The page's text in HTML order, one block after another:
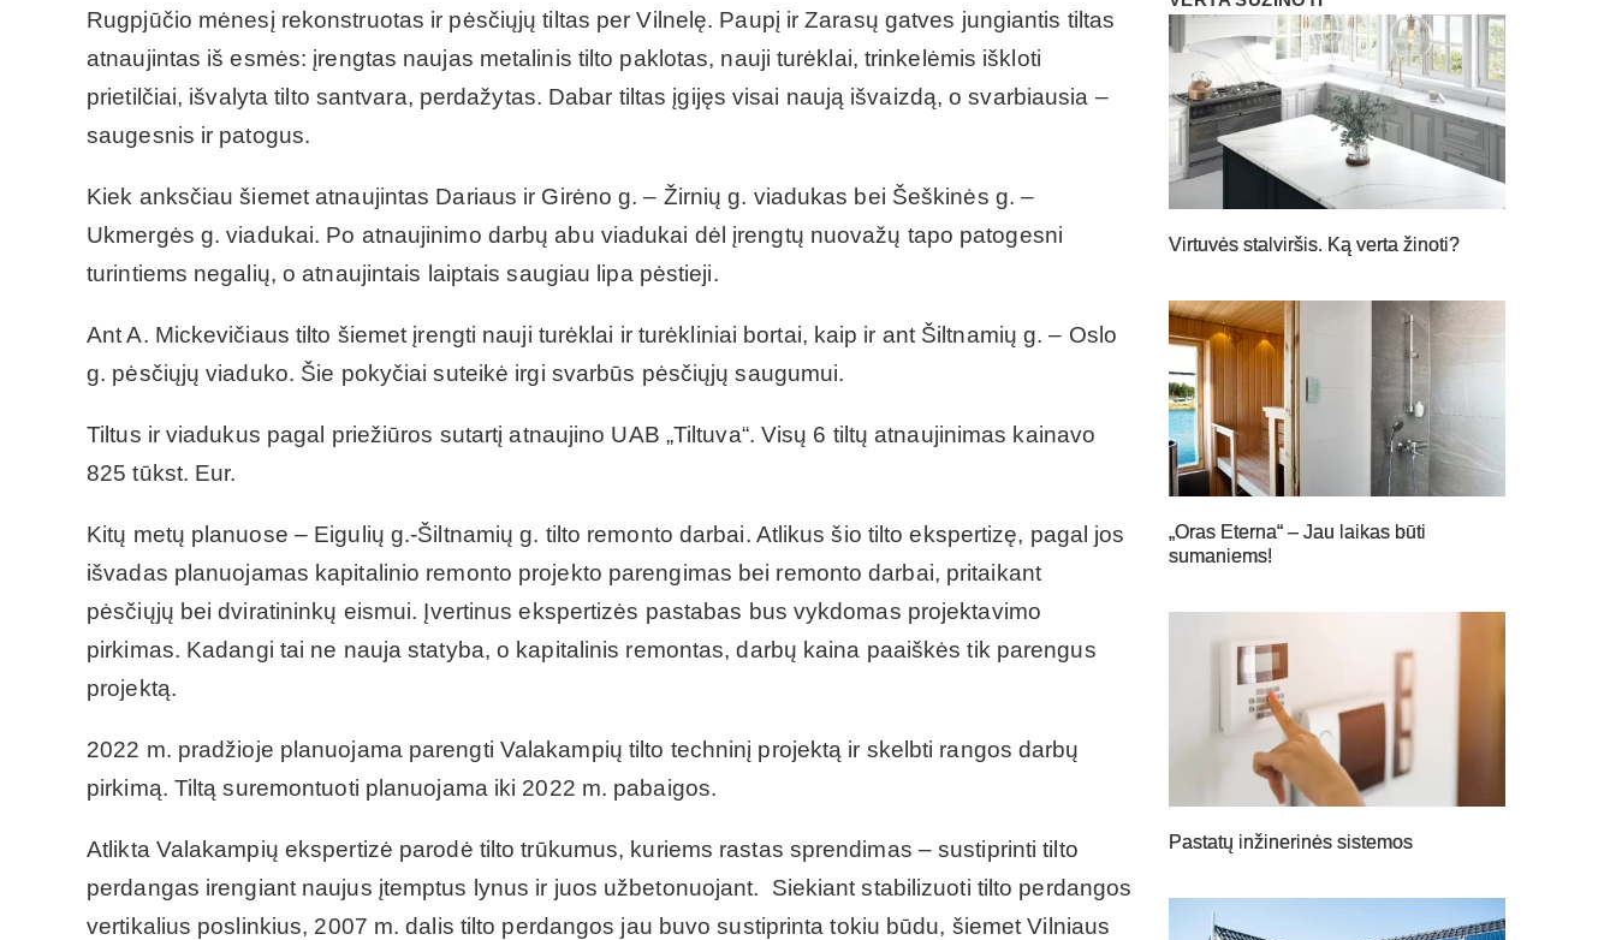
Rugpjūčio mėnesį rekonstruotas ir pėsčiųjų tiltas per Vilnelę. Paupį ir Zarasų gatves jungiantis tiltas
atnaujintas iš esmės: įrengtas naujas metalinis tilto paklotas, nauji turėklai, trinkelėmis iškloti
prietilčiai, išvalyta tilto santvara, perdažytas. Dabar tiltas įgijęs visai naują išvaizdą, o svarbiausia –
saugesnis ir patogus.
Kiek anksčiau šiemet atnaujintas Dariaus ir Girėno g. – Žirnių g. viadukas bei Šeškinės g. –
Ukmergės g. viadukai. Po atnaujinimo darbų abu viadukai dėl įrengtų nuovažų tapo patogesni
turintiems negalių, o atnaujintais laiptais saugiau lipa pėstieji.
Ant A. Mickevičiaus tilto šiemet įrengti nauji turėklai ir turėkliniai bortai, kaip ir ant Šiltnamių g. – Oslo
g. pėsčiųjų viaduko. Šie pokyčiai suteikė irgi svarbūs pėsčiųjų saugumui.
Tiltus ir viadukus pagal priežiūros sutartį atnaujino UAB „Tiltuva“. Visų 6 tiltų atnaujinimas kainavo
825 tūkst. Eur.
Kitų metų planuose – Eigulių g.-Šiltnamių g. tilto remonto darbai. Atlikus šio tilto ekspertizę, pagal jos
išvadas planuojamas kapitalinio remonto projekto parengimas bei remonto darbai, pritaikant
pėsčiųjų bei dviratininkų eismui. Įvertinus ekspertizės pastabas bus vykdomas projektavimo
pirkimas. Kadangi tai ne nauja statyba, o kapitalinis remontas, darbų kaina paaiškės tik parengus
projektą.
2022 m. pradžioje planuojama parengti Valakampių tilto techninį projektą ir skelbti rangos darbų
pirkimą. Tiltą suremontuoti planuojama iki 2022 m. pabaigos.
Atlikta Valakampių ekspertizė parodė tilto trūkumus, kuriems rastas sprendimas – sustiprinti tilto
perdangas irengiant naujus įtemptus lynus ir juos užbetonuojant. Siekiant stabilizuoti tilto perdangos
vertikalius poslinkius, 2007 m. dalis tilto perdangos jau buvo sustiprinta tokiu būdu, šiemet Vilniaus
Virtuvės stalviršis. Ką verta žinoti?
„Oras Eterna“ – Jau laikas būti
sumaniems!
Pastatų inžinerinės sistemos